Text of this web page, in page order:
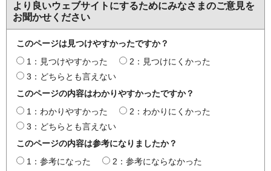
より良いウェブサイトにするためにみなさまのご意見を
お聞かせください
このページは見つけやすかったですか？
1：見つけやすかった
2：見つけにくかった
3：どちらとも言えない
このページの内容はわかりやすかったですか？
1：わかりやすかった
2：わかりにくかった
3：どちらとも言えない
このページの内容は参考になりましたか？
1：参考になった
2：参考にならなかった